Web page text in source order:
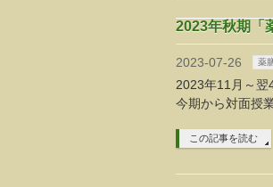
2023年秋期「
2023-07-26 薬
2023年11月～翌
今期から対面授
この記事を読む